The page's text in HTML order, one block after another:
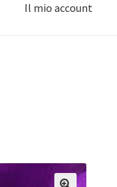
Il mio account